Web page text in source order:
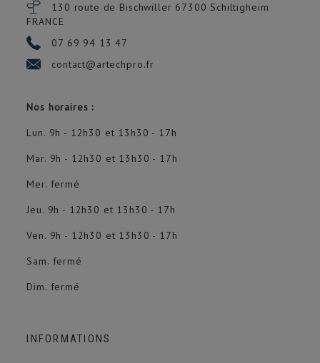
130 route de Bischwiller 67300 Schiltigheim
FRANCE
07 69 94 13 47
contact@artechpro.fr
Nos horaires :
Lun. 9h - 12h30 et 13h30 - 17h
Mar. 9h - 12h30 et 13h30 - 17h
Mer. fermé
Jeu. 9h - 12h30 et 13h30 - 17h
Ven. 9h - 12h30 et 13h30 - 17h
Sam. fermé
Dim. fermé
INFORMATIONS